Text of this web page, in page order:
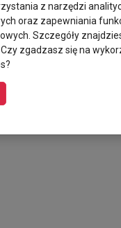
z narzędzi
oraz zapewniania
Szczegóły
Czy zgadzasz się na